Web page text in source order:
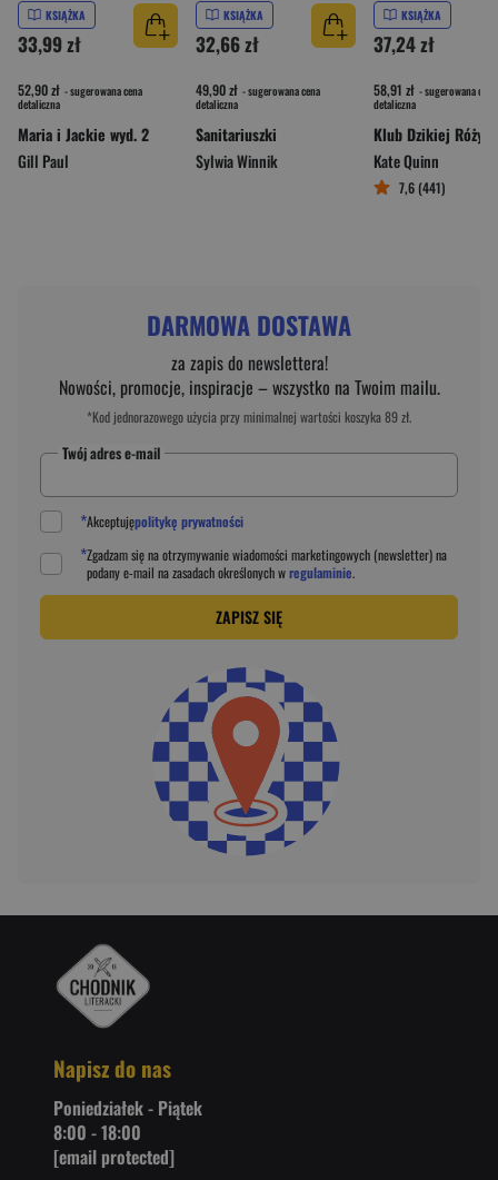
KSIĄŻKA
33,99 zł
52,90 zł - sugerowana cena
detaliczna
Maria i Jackie wyd. 2
Gill Paul
KSIĄŻKA
32,66 zł
49,90 zł - sugerowana cena
detaliczna
Sanitariuszki
Sylwia Winnik
KSIĄŻKA
37,24 zł
58,91 zł - sugerowana cena
detaliczna
Klub Dzikiej Róży
Kate Quinn
7,6 (441)
DARMOWA DOSTAWA
za zapis do newslettera!
Nowości, promocje, inspiracje – wszystko na Twoim mailu.
*Kod jednorazowego użycia przy minimalnej wartości koszyka 89 zł.
Twój adres e-mail
*Akceptujępolitykę prywatności
*Zgadzam się na otrzymywanie wiadomości marketingowych (newsletter) na
podanye-mail na zasadach określonych wregulaminie.
ZAPISZ SIĘ
Napisz do nas
Poniedziałek - Piątek
8:00 - 18:00
[email protected]